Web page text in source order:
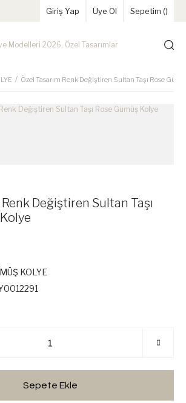
Giriş Yap Üye Ol Sepetim ()
Özel Tasarım Renk Değiştiren Sultan Taşı Rose
Değiştiren Sultan Taşı
KOLYE
Sepete Ekle